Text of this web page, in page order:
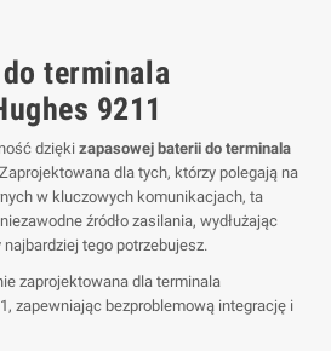
terminala
9211
dzięki zapasowej baterii do terminala
dla tych, którzy polegają na
w kluczowych komunikacjach, ta
źródło zasilania, wydłużając
tego potrzebujesz.
zaprojektowana dla terminala
zapewniając bezproblemową integrację i